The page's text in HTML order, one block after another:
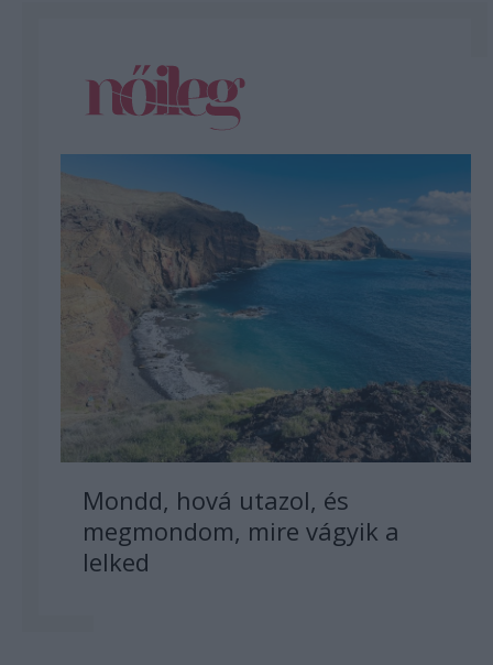
Mondd, hová utazol, és
megmondom, mire vágyik a
lelked